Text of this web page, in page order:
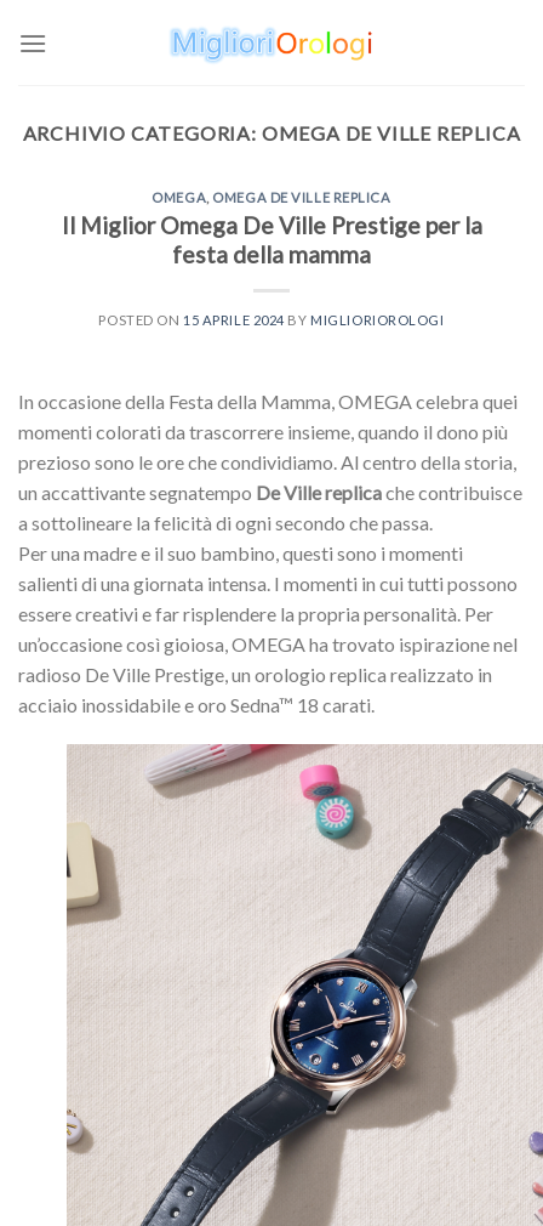
ARCHIVIO CATEGORIA: OMEGA DE VILLE REPLICA
OMEGA, OMEGA DE VILLE REPLICA
Il Miglior Omega De Ville Prestige per la
festa della mamma
POSTED ON 15 APRILE 2024 BY MIGLIORIOROLOGI
In occasione della Festa della Mamma, OMEGA celebra quei
momenti colorati da trascorrere insieme, quando il dono più
prezioso sono le ore che condividiamo. Al centro della storia,
un accattivante segnatempo De Ville replicache contribuisce
a sottolineare la felicità di ogni secondo che passa.
Per una madre e il suo bambino, questi sono i momenti
salienti di una giornata intensa. I momenti in cui tutti possono
essere creativi e far risplendere la propria personalità. Per
un’occasione così gioiosa, OMEGA ha trovato ispirazione nel
radioso De Ville Prestige, un orologio replica realizzato in
acciaio inossidabile e oro Sedna™ 18 carati.